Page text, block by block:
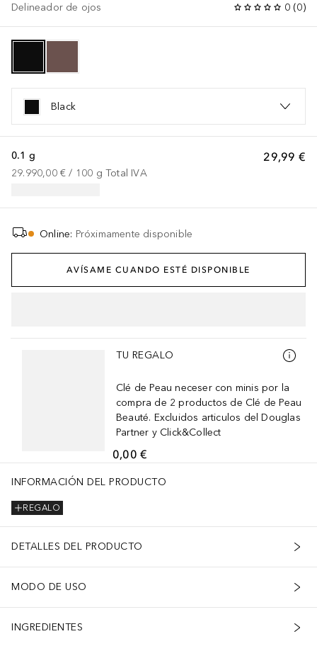
Delineador de ojos 0 (0)
Black
29,99 €
0.1 g
29.990,00 € / 100 g Total IVA
Online: Próximamente disponible
AVÍSAME CUANDO ESTÉ DISPONIBLE
Saltar Deslizador
TU REGALO
Clé de Peau neceser con minis por la
compra de 2 productos de Clé de Peau
Beauté. Excluidos articulos del Douglas
Partner y Click&Collect
0,00 €
INFORMACIÓN DEL PRODUCTO
REGALO
DETALLES DEL PRODUCTO
MODO DE USO
INGREDIENTES